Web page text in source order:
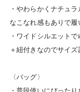
・やわらかくナチュ
なこなれ感もありで履
・ワイドシルエット
＋紐付きなのでサイ
〈バッグ〉